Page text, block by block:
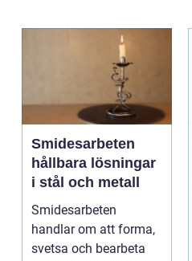
Smidesarbeten
hållbara lösningar
i stål och metall
Smidesarbeten
handlar om att forma,
svetsa och bearbeta